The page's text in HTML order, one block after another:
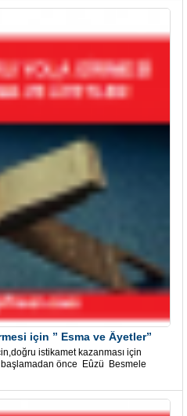
için ” Esma ve Âyetler”
istikamet kazanması için
önce Eûzü Besmele